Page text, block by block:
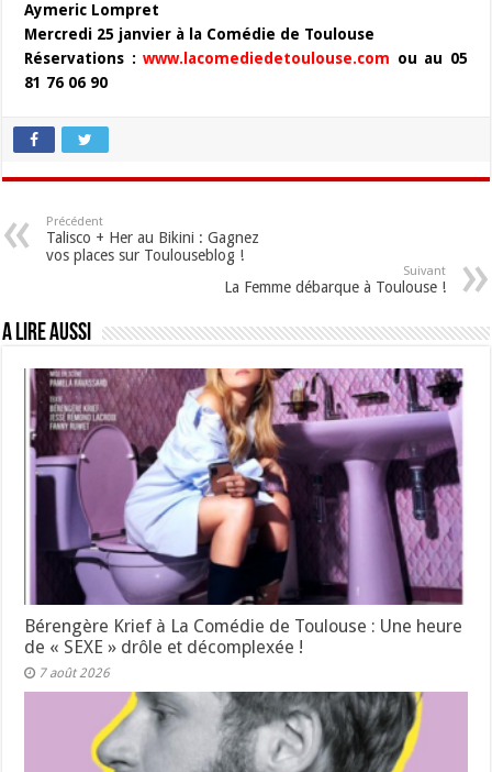
Aymeric Lompret
Mercredi 25 janvier à la Comédie de Toulouse
Réservations :www.lacomediedetoulouse.com ou au 05
81 76 06 90
Précédent
Talisco + Her au Bikini : Gagnez
vos places sur Toulouseblog !
Suivant
La Femme débarque à Toulouse !
A lire aussi
Bérengère Krief à La Comédie de Toulouse : Une heure
de « SEXE » drôle et décomplexée !
7 août 2026